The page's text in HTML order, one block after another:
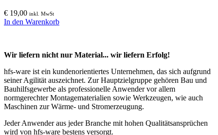
€ 19,00 inkl. MwSt
In den Warenkorb
Wir liefern nicht nur Material... wir liefern Erfolg!
hfs-ware ist ein kundenorientiertes Unternehmen, das sich aufgrund
seiner Agilität auszeichnet. Zur Hauptzielgruppe gehören Bau und
Bauhilfsgewerbe als professionelle Anwender vor allem
normgerechter Montagematerialien sowie Werkzeugen, wie auch
Maschinen zur Wärme- und Stromerzeugung.
Jeder Anwender aus jeder Branche mit hohen Qualitätsansprüchen
wird von hfs-ware bestens versorgt.